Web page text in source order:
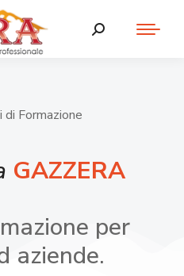
di Formazione
GAZZERA
per
aziende.